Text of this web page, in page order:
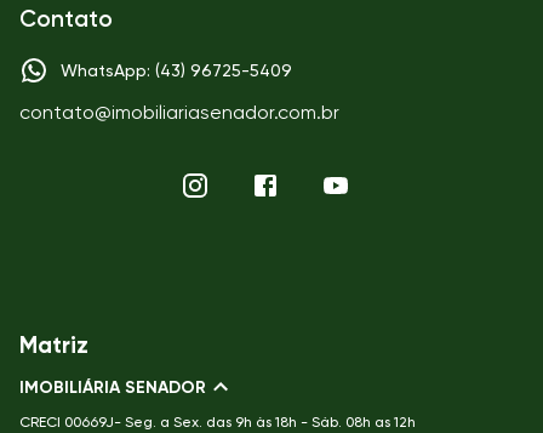
Contato
WhatsApp: (43) 96725-5409
contato@imobiliariasenador.com.br
Matriz
IMOBILIÁRIA SENADOR
CRECI 00669J- Seg. a Sex. das 9h às 18h - Sáb. 08h as 12h